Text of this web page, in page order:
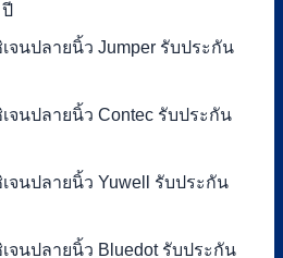
จนปลายนิ้ว Jumper รับประกัน
จนปลายนิ้ว Contec รับประกัน
จนปลายนิ้ว Yuwell รับประกัน
จนปลายนิ้ว Bluedot รับประกัน